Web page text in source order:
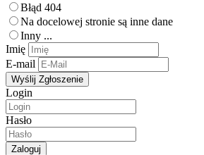
Błąd 404
Na docelowej stronie są inne dane
Inny ...
Imię
E-mail
Login
Hasło